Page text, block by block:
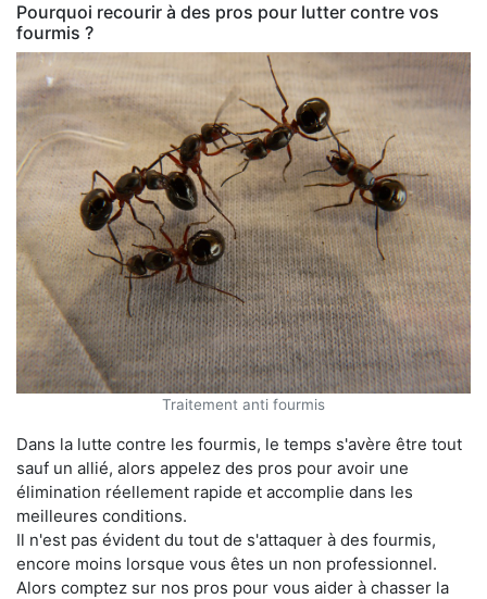
Pourquoi recourir à des pros pour lutter contre vos
fourmis ?
Traitement anti fourmis
Dans la lutte contre les fourmis, le temps s'avère être tout
sauf un allié, alors appelez des pros pour avoir une
élimination réellement rapide et accomplie dans les
meilleures conditions.
Il n'est pas évident du tout de s'attaquer à des fourmis,
encore moins lorsque vous êtes un non professionnel.
Alors comptez sur nos pros pour vous aider à chasser la